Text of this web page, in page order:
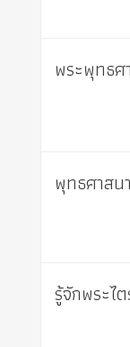
พระพุทธ
พุทธศาสน
รู้จักพระไ